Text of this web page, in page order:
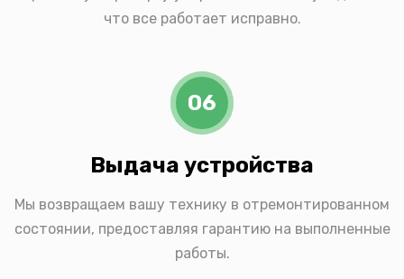
что все работает исправно.
06
Выдача устройства
Мы возвращаем вашу технику в отремонтированном
состоянии, предоставляя гарантию на выполненные
работы.